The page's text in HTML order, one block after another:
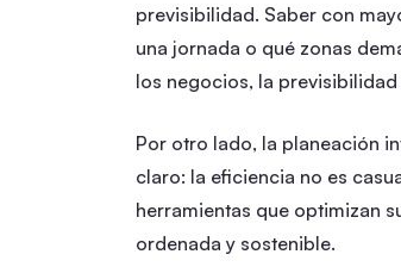
previsibilidad. Saber con
una jornada o qué zonas
los negocios, la
Por otro lado, la planeación
claro: la eficiencia no es
herramientas que optimizan
ordenada y sostenible.